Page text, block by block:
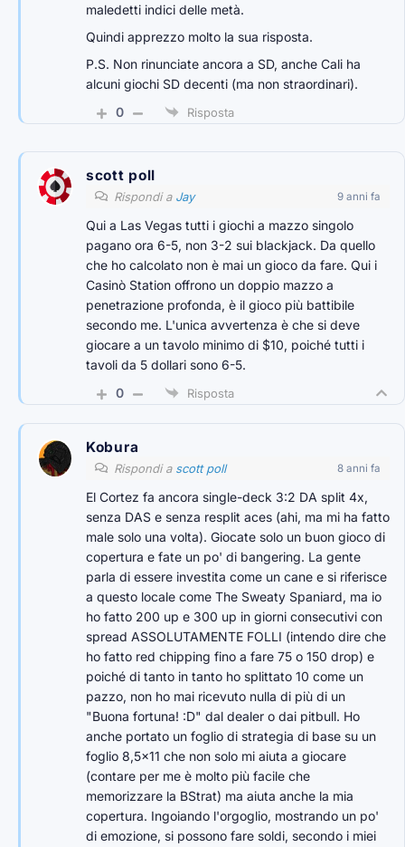
maledetti indici delle metà.
Quindi apprezzo molto la sua risposta.
P.S. Non rinunciate ancora a SD, anche Cali ha
alcuni giochi SD decenti (ma non straordinari).
0
Risposta
scott poll
Rispondi a Jay 9 anni fa
Qui a Las Vegas tutti i giochi a mazzo singolo
pagano ora 6-5, non 3-2 sui blackjack. Da quello
che ho calcolato non è mai un gioco da fare. Qui i
Casinò Station offrono un doppio mazzo a
penetrazione profonda, è il gioco più battibile
secondo me. L'unica avvertenza è che si deve
giocare a un tavolo minimo di $10, poiché tutti i
tavoli da 5 dollari sono 6-5.
0
Risposta
Kobura
Rispondi a scott poll 8 anni fa
El Cortez fa ancora single-deck 3:2 DA split 4x,
senza DAS e senza resplit aces (ahi, ma mi ha fatto
male solo una volta). Giocate solo un buon gioco di
copertura e fate un po' di bangering. La gente
parla di essere investita come un cane e si riferisce
a questo locale come The Sweaty Spaniard, ma io
ho fatto 200 up e 300 up in giorni consecutivi con
spread ASSOLUTAMENTE FOLLI (intendo dire che
ho fatto red chipping fino a fare 75 o 150 drop) e
poiché di tanto in tanto ho splittato 10 come un
pazzo, non ho mai ricevuto nulla di più di un
"Buona fortuna! :D" dal dealer o dai pitbull. Ho
anche portato un foglio di strategia di base su un
foglio 8,5×11 che non solo mi aiuta a giocare
(contare per me è molto più facile che
memorizzare la BStrat) ma aiuta anche la mia
copertura. Ingoiando l'orgoglio, mostrando un po'
di emozione, si possono fare soldi, secondo i miei